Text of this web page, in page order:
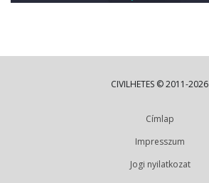
CIVILHETES © 2011-2026
Címlap
Impresszum
Jogi nyilatkozat